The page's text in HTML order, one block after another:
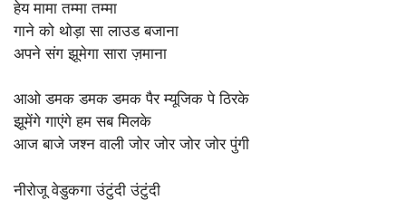
हेय मामा तम्मा तम्मा
गाने को थोड़ा सा लाउड बजाना
अपने संग झूमेगा सारा ज़माना
आओ डमक डमक डमक पैर म्यूजिक पे ठिरके
झूमेंगे गाएंगे हम सब मिलके
आज बाजे जश्न वाली जोर जोर जोर जोर पुंगी
नीरोजू वेडुकगा उंटुंदी उंटुंदी